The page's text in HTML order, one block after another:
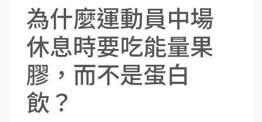
為什麼運動員中場
休息時要吃能量果
膠，而不是蛋白
飲？